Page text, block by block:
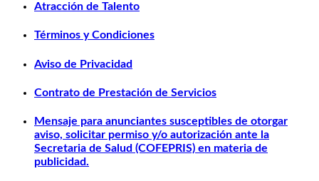
Atracción de Talento
Términos y Condiciones
Aviso de Privacidad
Contrato de Prestación de Servicios
Mensaje para anunciantes susceptibles de otorgar
aviso, solicitar permiso y/o autorización ante la
Secretaria de Salud (COFEPRIS) en materia de
publicidad.